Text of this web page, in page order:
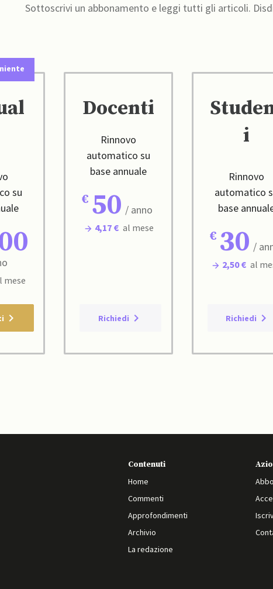
Sottoscrivi un abbonamento e leggi tutti gli articoli.
su
mese
Docenti
Rinnovo
automatico su
base annuale
50 / anno
4,17 € al mese
Richiedi
i
Rinnovo
automatico
base
30 /
2,50 € al
Richiedi
Contenuti
Home
Commenti
Approfondimenti
Archivio
La redazione